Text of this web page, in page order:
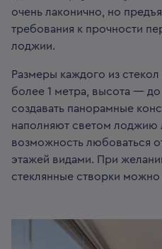
очень лаконично, но
требования к прочности
лоджии.
Размеры каждого из
более 1 метра, высота —
создавать панорамные
наполняют светом лоджию
возможность любоваться
этажей видами. При
стеклянные створки можно